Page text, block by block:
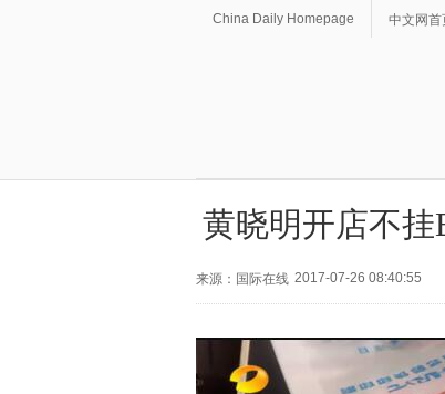
China Daily Homepage 中文网首
黄晓明开店不挂
来源：国际在线 2017-07-26 08:40:55